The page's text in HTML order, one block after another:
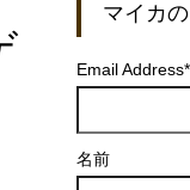
マイカ
Email Address*
名前